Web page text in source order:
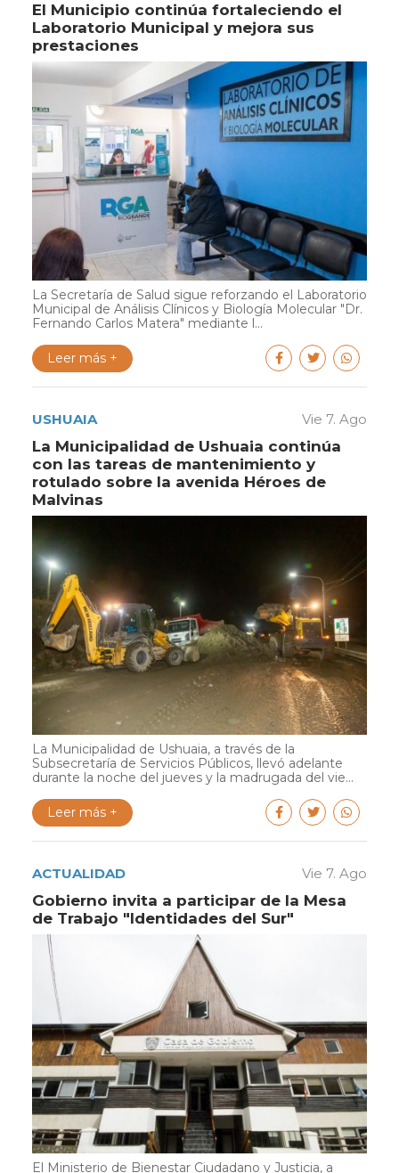
El Municipio continúa fortaleciendo el
Laboratorio Municipal y mejora sus
prestaciones
La Secretaría de Salud sigue reforzando el Laboratorio
Municipal de Análisis Clínicos y Biología Molecular "Dr.
Fernando Carlos Matera" mediante l...
Leer más +
USHUAIA Vie 7. Ago
La Municipalidad de Ushuaia continúa
con las tareas de mantenimiento y
rotulado sobre la avenida Héroes de
Malvinas
La Municipalidad de Ushuaia, a través de la
Subsecretaría de Servicios Públicos, llevó adelante
durante la noche del jueves y la madrugada del vie...
Leer más +
ACTUALIDAD Vie 7. Ago
Gobierno invita a participar de la Mesa
de Trabajo "Identidades del Sur"
El Ministerio de Bienestar Ciudadano y Justicia, a